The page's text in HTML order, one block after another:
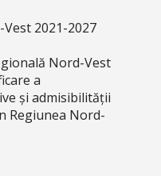
Vest 2021-2027
Nord-Vest
a
și admisibilității
Regiunea Nord-